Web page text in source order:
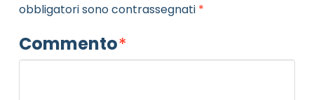
obbligatori sono contrassegnati *
Commento*